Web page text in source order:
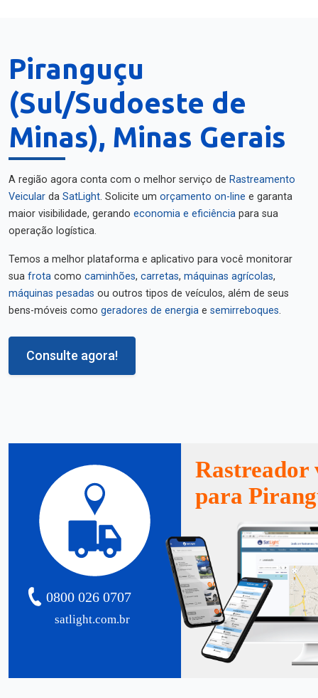
Piranguçu
(Sul/Sudoeste de
Minas), Minas Gerais
A região agora conta com o melhor serviço de Rastreamento
Veicular da SatLight. Solicite um orçamento on-line e garanta
maior visibilidade, gerando economia e eficiência para sua
operação logística.
Temos a melhor plataforma e aplicativo para você monitorar
sua frota como caminhões, carretas, máquinas agrícolas,
máquinas pesadas ou outros tipos de veículos, além de seus
bens-móveis como geradores de energia e semirreboques.
Consulte agora!
satlight.com.br
0800 026 0707
Rastreador
para